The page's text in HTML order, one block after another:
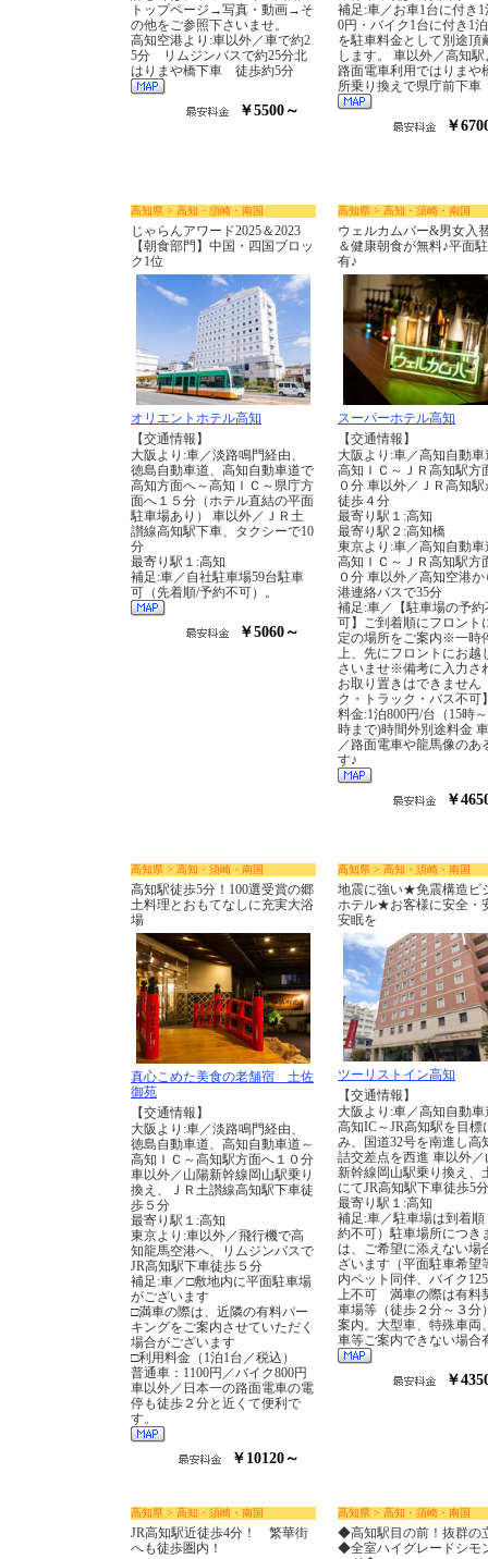
トップページ→写真・動画→そ
の他をご参照下さいませ。
高知空港より:車以外／車で約2
5分 リムジンバスで約25分北
はりまや橋下車 徒歩約5分
￥5500～
補足:車／お車1台に付き1
0円・バイク1台に付き1
を駐車料金として別途頂
します。 車以外／高知駅
路面電車利用ではりまや
所乗り換えで県庁前下車
￥
高知県 > 高知・須崎・南国
じゃらんアワード2025＆2023
【朝食部門】中国・四国ブロッ
ク1位
オリエントホテル高知
【交通情報】
大阪より:車／淡路鳴門経由、
徳島自動車道、高知自動車道で
高知方面へ～高知ＩＣ～県庁方
面へ１５分（ホテル直結の平面
駐車場あり） 車以外／ＪＲ土
讃線高知駅下車、タクシーで10
分
最寄り駅１:高知
補足:車／自社駐車場59台駐車
可（先着順/予約不可）。
￥5060～
高知県 > 高知・須崎・南国
ウェルカムバー&男女入
＆健康朝食が無料♪平面
有♪
スーパーホテル高知
【交通情報】
大阪より:車／高知自動車
高知ＩＣ～ＪＲ高知駅方
０分 車以外／ＪＲ高知駅
徒歩４分
最寄り駅１:高知
最寄り駅２:高知橋
東京より:車／高知自動車
高知ＩＣ～ＪＲ高知駅方
０分 車以外／高知空港か
港連絡バスで35分
補足:車／【駐車場の予約
可】ご到着順にフロント
定の場所をご案内※一時
上、先にフロントにお越
さいませ※備考に入力さ
お取り置きはできません
ク・トラック・バス不可
料金:1泊800円/台（15時
時まで)時間外別途料金
／路面電車や龍馬像のあ
す♪
￥
高知県 > 高知・須崎・南国
高知駅徒歩5分！100選受賞の郷
土料理とおもてなしに充実大浴
場
真心こめた美食の老舗宿 土佐
御苑
【交通情報】
大阪より:車／淡路鳴門経由、
徳島自動車道、高知自動車道～
高知ＩＣ～高知駅方面へ１０分
車以外／山陽新幹線岡山駅乗り
換え、ＪＲ土讃線高知駅下車徒
歩５分
最寄り駅１:高知
東京より:車以外／飛行機で高
知龍馬空港へ、リムジンバスで
JR高知駅下車徒歩５分
補足:車／□敷地内に平面駐車場
がございます
□満車の際は、近隣の有料パー
キングをご案内させていただく
場合がございます
□利用料金（1泊1台／税込）
普通車：1100円／バイク800円
車以外／日本一の路面電車の電
停も徒歩２分と近くて便利で
す。
￥10120～
高知県 > 高知・須崎・南国
地震に強い★免震構造ビ
ホテル★お客様に安全・
安眠を
ツーリストイン高知
【交通情報】
大阪より:車／高知自動車
高知IC～JR高知駅を目標
み、国道32号を南進し高
詰交差点を西進 車以外／
新幹線岡山駅乗り換え、
にてJR高知駅下車徒歩5分
最寄り駅１:高知
補足:車／駐車場は到着順
約不可）駐車場所につき
は、ご希望に添えない場
ざいます（平面駐車希望
内ペット同伴、バイク
上不可 満車の際は有料
車場等（徒歩２分～３分
案内。大型車、特殊車両
車等ご案内できない場合
￥
高知県 > 高知・須崎・南国
JR高知駅近徒歩4分！ 繁華街
へも徒歩圏内！
高知県 > 高知・須崎・南国
◆高知駅目の前！抜群の
◆全室ハイグレードシモ